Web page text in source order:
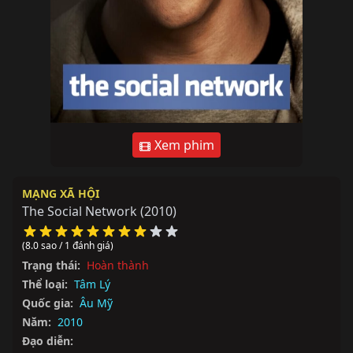
Xem phim
MẠNG XÃ HỘI
The Social Network (2010)
(8.0 sao / 1 đánh giá)
Trạng thái: Hoàn thành
Thể loại: Tâm Lý
Quốc gia: Âu Mỹ
Năm: 2010
Đạo diễn: